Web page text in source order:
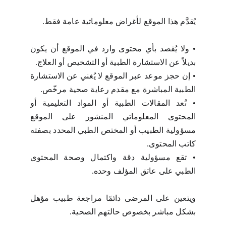
يُقدَّم هذا الموقع لأغراض معلوماتية عامة فقط.
• ولا يُقصد بأي محتوى وارد في الموقع أن يكون
بديلاً عن الاستشارة الطبية أو التشخيص أو العلاج.
•
إن حجز موعد عبر الموقع لا يُغني عن الاستشارة
الطبية المباشرة مع مقدم رعاية صحية مرخّص.
•تُعد المقالات الطبية أو المواد التعليمية أو
المحتوى المعلوماتي المنشور على الموقع
مسؤولية الطبيب أو المختص الطبي المحدد بصفته
كاتب المحتوى.
• تقع مسؤولية دقة واكتمال وصحة المحتوى
الطبي على عاتق المؤلف وحده.
ويتعين على المرضى دائمًا مراجعة طبيب مؤهل
بشكل مباشر بخصوص حالتهم الصحية.